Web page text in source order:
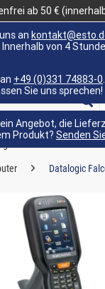
ab 50 €
Datalogic
an
Innerhalb von 4
+49 (0)331 74883-0
Sie uns sprechen!
Angebot, die
Produkt? Senden